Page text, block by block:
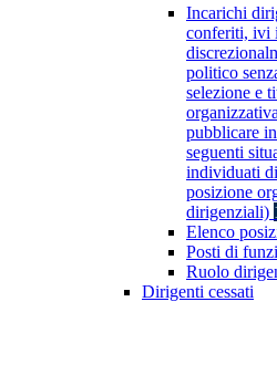
Incarichi
conferiti, ivi
politico
selezione e
pubblicare
seguenti
individuati
posizione
dirigenziali)
Elenco
Posti di
Ruolo
Dirigenti cessati